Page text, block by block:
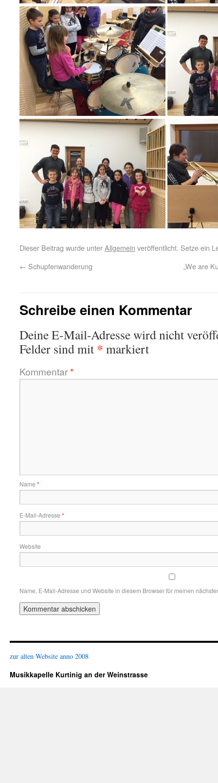
Dieser Beitrag wurde unterAllgemein veröffentlicht. Setze ein
← Schupfenwanderung „We are
Schreibe einen Kommentar
Deine E-Mail-Adresse wird nicht
Felder sind mit * markiert
Kommentar*
Name *
E-Mail-Adresse *
Website
Name, E-Mail-Adresse und Website in diesem Browser für meinen
zur alten Website anno 2008
Musikkapelle Kurtinig an der Weinstrasse